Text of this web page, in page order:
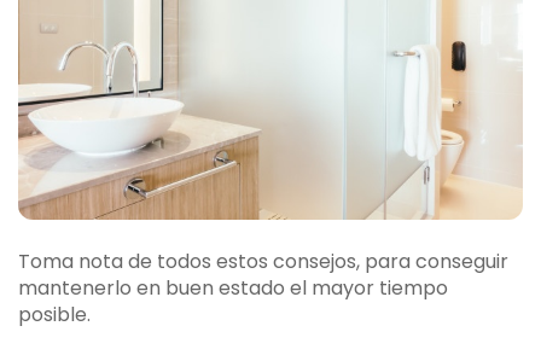
Toma nota de todos estos consejos, para conseguir
mantenerlo en buen estado el mayor tiempo
posible.